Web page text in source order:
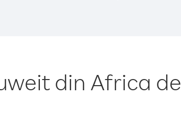
din Africa de